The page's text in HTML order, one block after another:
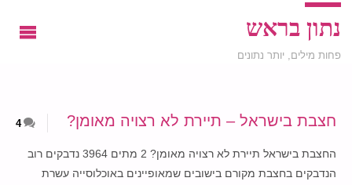
נתון בראש
פחות מילים, יותר נתונים
חצבת בישראל – תיירת לא רצויה מאומן? 4
החצבת בישראל תיירת לא רצויה מאומן? 2 מתים 3964 נדבקים רוב
הנדבקים בחצבת מקורם בישובים שמאופיינים באוכלוסייה עשרת